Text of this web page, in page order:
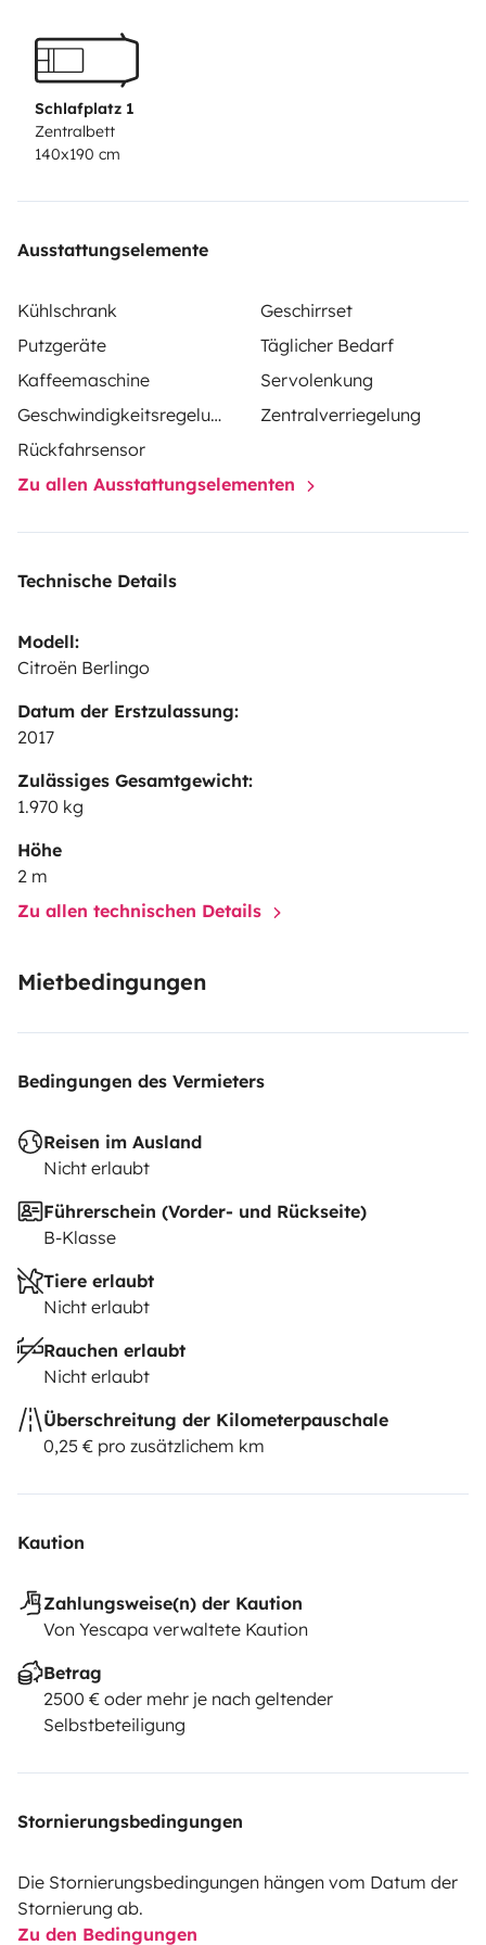
kontaktieren!
Das Auto muss in dem Zustand zurückgegeben werden,
in dem es geliefert wurde.
Schlafplatz 1
Zentralbett
140x190 cm
Ausstattungselemente
Kühlschrank
Geschirrset
Putzgeräte
Täglicher Bedarf
Kaffeemaschine
Servolenkung
Geschwindigkeitsregelung
Zentralverriegelung
Rückfahrsensor
Zu allen Ausstattungselementen
Technische Details
Modell:
Citroën Berlingo
Datum der Erstzulassung:
2017
Zulässiges Gesamtgewicht:
1.970 kg
Höhe
2 m
Zu allen technischen Details
Mietbedingungen
Bedingungen des Vermieters
Reisen im Ausland
Nicht erlaubt
Führerschein (Vorder- und Rückseite)
B-Klasse
Tiere erlaubt
Nicht erlaubt
Rauchen erlaubt
Nicht erlaubt
Überschreitung der Kilometerpauschale
0,25 € pro zusätzlichem km
Kaution
Zahlungsweise(n) der Kaution
Von Yescapa verwaltete Kaution
Betrag
2500 € oder mehr je nach geltender
Selbstbeteiligung
Stornierungsbedingungen
Die Stornierungsbedingungen hängen vom Datum der
Stornierung ab.
Zu den Bedingungen